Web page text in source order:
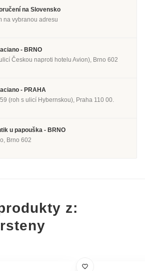
na Slovensko
na vybranou adresu
- BRNO
Českou naproti hotelu Avion), Brno 602
- PRAHA
(roh s ulicí Hybernskou), Praha 110 00.
u papouška - BRNO
Brno 602
z: